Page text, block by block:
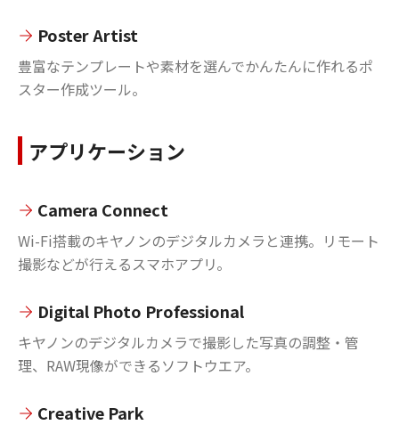
Poster Artist
豊富なテンプレートや素材を選んでかんたんに作れるポ
スター作成ツール。
アプリケーション
Camera Connect
Wi-Fi搭載のキヤノンのデジタルカメラと連携。リモート
撮影などが行えるスマホアプリ。
Digital Photo Professional
キヤノンのデジタルカメラで撮影した写真の調整・管
理、RAW現像ができるソフトウエア。
Creative Park